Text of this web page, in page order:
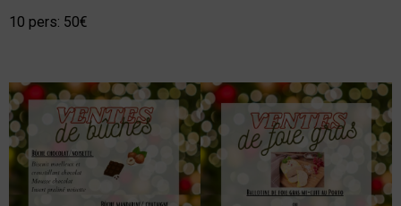
10 pers: 50€